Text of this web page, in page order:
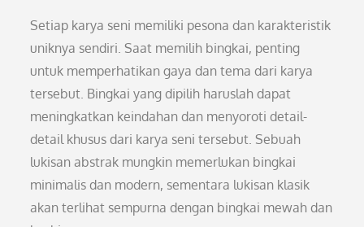
Setiap karya seni memiliki pesona dan karakteristik
uniknya sendiri. Saat memilih bingkai, penting
untuk memperhatikan gaya dan tema dari karya
tersebut. Bingkai yang dipilih haruslah dapat
meningkatkan keindahan dan menyoroti detail-
detail khusus dari karya seni tersebut. Sebuah
lukisan abstrak mungkin memerlukan bingkai
minimalis dan modern, sementara lukisan klasik
akan terlihat sempurna dengan bingkai mewah dan